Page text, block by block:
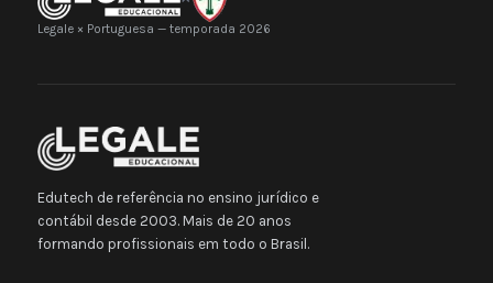
Legale × Portuguesa — temporada 2026
Edutech de referência no ensino jurídico e
contábil desde 2003. Mais de 20 anos
formando profissionais em todo o Brasil.